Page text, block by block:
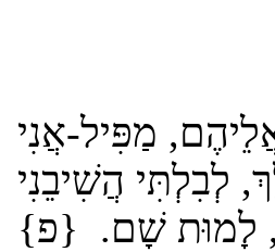
מַפִּיל-אֲנִי
לְבִלְתִּי הֲשִׁיבֵנִי
לָמוּת שָׁם. {פ}